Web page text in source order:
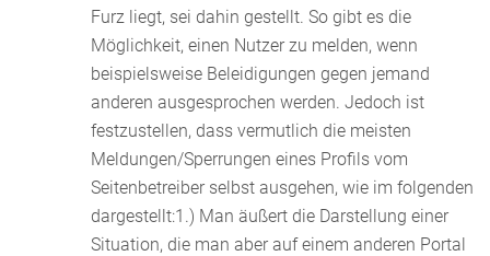
Furz liegt, sei dahin gestellt. So gibt es die
Möglichkeit, einen Nutzer zu melden, wenn
beispielsweise Beleidigungen gegen jemand
anderen ausgesprochen werden. Jedoch ist
festzustellen, dass vermutlich die meisten
Meldungen/Sperrungen eines Profils vom
Seitenbetreiber selbst ausgehen, wie im folgenden
dargestellt:1.) Man äußert die Darstellung einer
Situation, die man aber auf einem anderen Portal